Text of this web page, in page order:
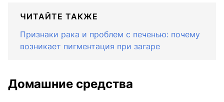
ЧИТАЙТЕ ТАКЖЕ
Признаки рака и проблем с печенью: почему
возникает пигментация при загаре
Домашние средства